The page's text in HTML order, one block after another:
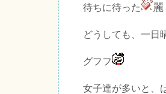
待ちに待った
どうしても、一日
グフフ
女子達が多いと、